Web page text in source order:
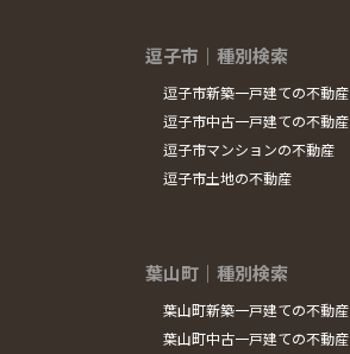
逗子市｜種別検索
逗子市新築一戸建ての不動産
逗子市中古一戸建ての不動産
逗子市マンションの不動産
逗子市土地の不動産
葉山町｜種別検索
葉山町新築一戸建ての不動産
葉山町中古一戸建ての不動産